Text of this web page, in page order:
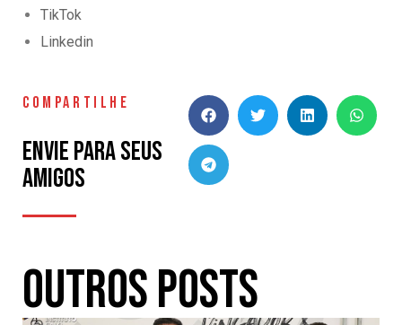
TikTok
Linkedin
COMPARTILHE
Envie para seus
amigos
Outros Posts